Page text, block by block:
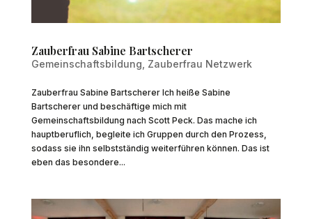
Zauberfrau Sabine Bartscherer
Gemeinschaftsbildung Zauberfrau Netzwerk
Zauberfrau Sabine Bartscherer Ich heiße Sabine
Bartscherer und beschäftige mich mit
Gemeinschaftsbildung nach Scott Peck. Das mache ich
hauptberuflich, begleite ich Gruppen durch den Prozess,
sodass sie ihn selbstständig weiterführen können. Das ist
eben das besondere...